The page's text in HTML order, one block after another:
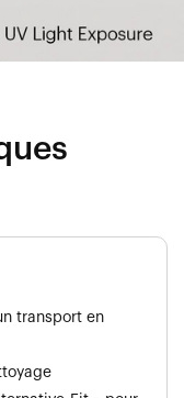
transport en